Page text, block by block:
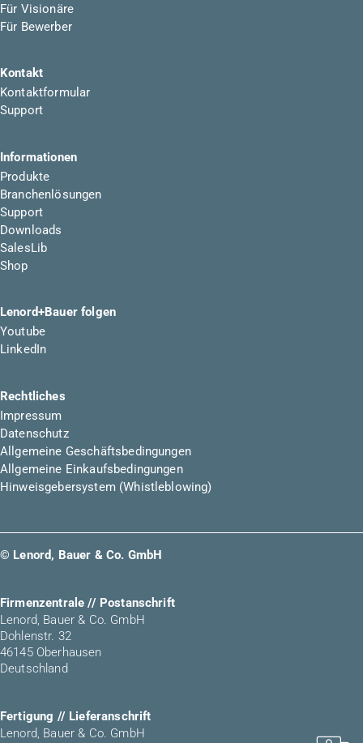
Für Visionäre
Für Bewerber
Kontakt
Kontaktformular
Support
Informationen
Produkte
Branchenlösungen
Support
Downloads
SalesLib
Shop
Lenord+Bauer folgen
Youtube
LinkedIn
Rechtliches
Impressum
Datenschutz
Allgemeine Geschäftsbedingungen
Allgemeine Einkaufsbedingungen
Hinweisgebersystem (Whistleblowing)
© Lenord, Bauer & Co. GmbH
Firmenzentrale // Postanschrift
Lenord, Bauer & Co. GmbH
Dohlenstr. 32
46145 Oberhausen
Deutschland
Fertigung // Lieferanschrift
Lenord, Bauer & Co. GmbH